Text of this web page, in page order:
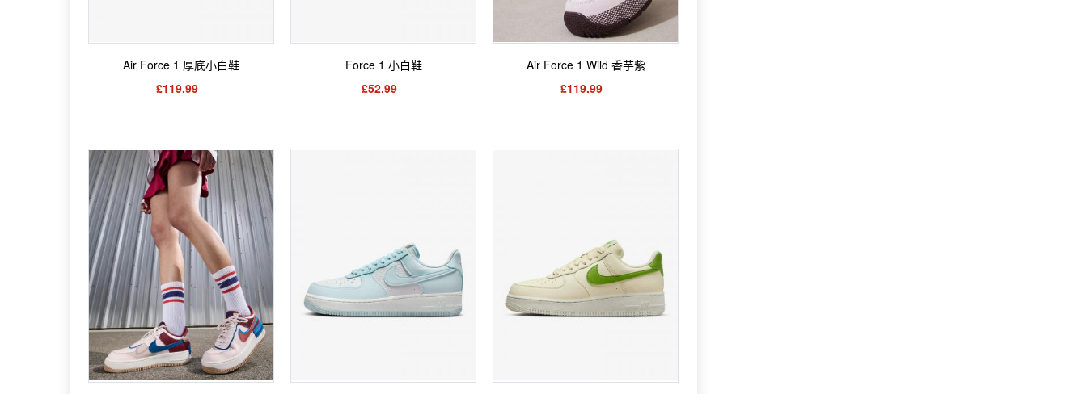
Air Force 1 厚底小白鞋
£119.99
Force 1 小白鞋
£52.99
Air Force 1 Wild 香芋紫
£119.99